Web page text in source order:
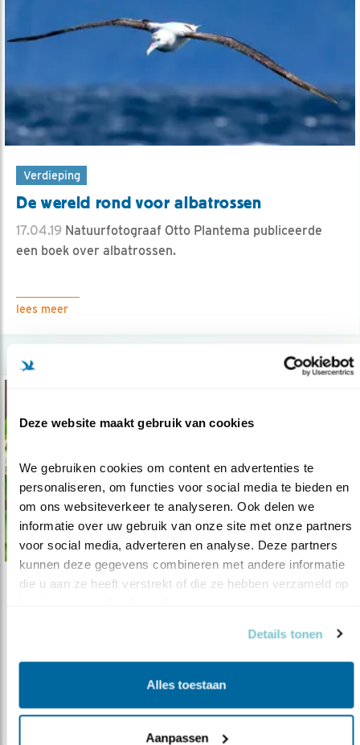
Deze website maakt gebruik van cookies
We gebruiken cookies om content en advertenties te
personaliseren, om functies voor social media te bieden en
om ons websiteverkeer te analyseren. Ook delen we
informatie over uw gebruik van onze site met onze partners
voor social media, adverteren en analyse. Deze partners
kunnen deze gegevens combineren met andere informatie
die u aan ze heeft verstrekt of die ze hebben verzameld op
Details tonen
Alles toestaan
Aanpassen
Verdieping
De wereld rond voor albatrossen
17.04.19 Natuurfotograaf Otto Plantema publiceerde
een boek over albatrossen.
lees meer
Verdieping
economie en voedselproductie in gevaar..